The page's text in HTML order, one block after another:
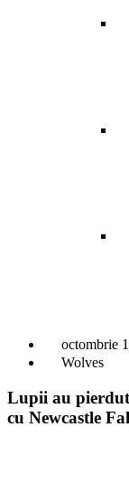
octombrie
Wolves
Lupii au
cu Newcastle